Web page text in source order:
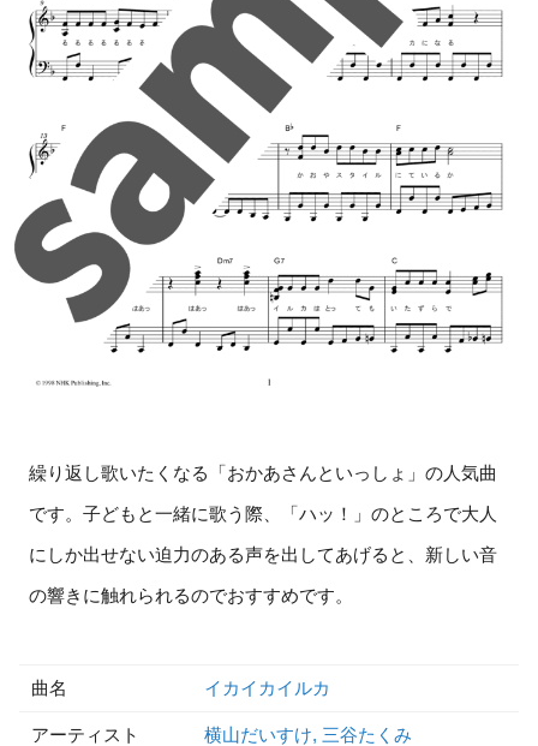
繰り返し歌いたくなる「おかあさんといっしょ」の人気曲
です。子どもと一緒に歌う際、「ハッ！」のところで大人
にしか出せない迫力のある声を出してあげると、新しい音
の響きに触れられるのでおすすめです。
曲名 イカイカイルカ
アーティスト 横山だいすけ, 三谷たくみ